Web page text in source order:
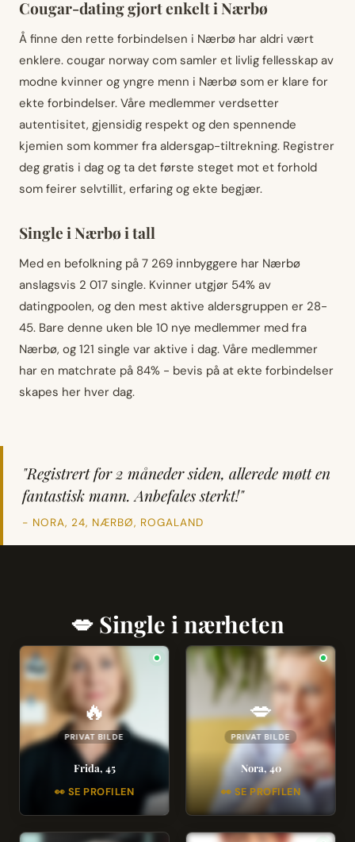
Cougar-dating gjort enkelt i Nærbø
Å finne den rette forbindelsen i Nærbø har aldri vært
enklere. cougar norway com samler et livlig fellesskap av
modne kvinner og yngre menn i Nærbø som er klare for
ekte forbindelser. Våre medlemmer verdsetter
autentisitet, gjensidig respekt og den spennende
kjemien som kommer fra aldersgap-tiltrekning. Registrer
deg gratis i dag og ta det første steget mot et forhold
som feirer selvtillit, erfaring og ekte begjær.
Single i Nærbø i tall
Med en befolkning på 7 269 innbyggere har Nærbø
anslagsvis 2 017 single. Kvinner utgjør 54% av
datingpoolen, og den mest aktive aldersgruppen er 28-
45. Bare denne uken ble 10 nye medlemmer med fra
Nærbø, og 121 single var aktive i dag. Våre medlemmer
har en matchrate på 84% - bevis på at ekte forbindelser
skapes her hver dag.
"Registrert for 2 måneder siden, allerede møtt en
fantastisk mann. Anbefales sterkt!"
- NORA, 24, NÆRBØ, ROGALAND
💋 Single i nærheten
🔥
PRIVAT BILDE
Frida, 45
👀 SE PROFILEN
💋
PRIVAT BILDE
Nora, 40
👀 SE PROFILEN